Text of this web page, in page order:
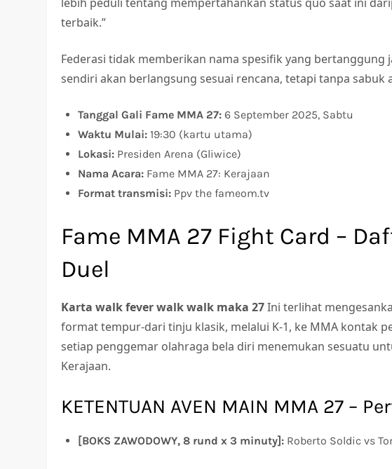
terbaik.”
Federasi tidak memberikan nama spesifik yang bertanggung
sendiri akan berlangsung sesuai rencana, tetapi tanpa sabuk
Tanggal Gali Fame MMA 27: 6 September 2025, Sabtu
Waktu Mulai: 19:30 (kartu utama)
Lokasi: Presiden Arena (Gliwice)
Nama Acara: Fame MMA 27: Kerajaan
Format transmisi: Ppv the fameom.tv
Fame MMA 27 Fight Card –
Duel
Karta walk fever walk walk maka 27Ini terlihat
format tempur-dari tinju klasik, melalui K-1, ke MMA kontak
setiap penggemar olahraga bela diri menemukan sesuatu
Kerajaan.
KETENTUAN AVEN MAIN MMA 27 –
[BOKS ZAWODOWY, 8 rund x 3 minuty]: Roberto Soldic vs